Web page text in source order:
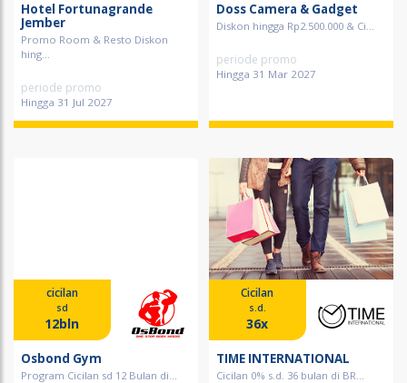
Hotel Fortunagrande
Jember
Promo Room & Resto Diskon
hing...
periode promo
Hingga 31 Jul 2027
Doss Camera & Gadget
Diskon hingga Rp2.500.000 & Ci...
periode promo
Hingga 31 Mar 2027
cicilan
sd
12bln
Osbond Gym
Program Cicilan sd 12 Bulan di...
Cicilan
s.d.
36x
TIME INTERNATIONAL
Cicilan 0% s.d. 36 bulan di BR...